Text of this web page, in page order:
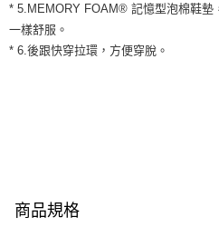
後付繳納相關費用。
※ 交易是否成功請以「AFTEE先享後付
客戶支援中心」 https://
「AFTEE先享後付」，若未經同意申辦
任。
付款後7-11取貨
每筆NT$60，滿NT$1,500(含以上)免
* 5.MEMORY FOAM® 記憶型泡棉鞋墊
一樣舒服。
* 6.後跟快穿拉環，方便穿脫。
商品規格